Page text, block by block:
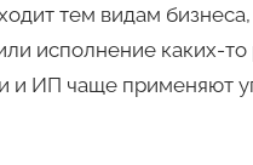
тем видам
исполнение каких-
и ИП чаще применяют